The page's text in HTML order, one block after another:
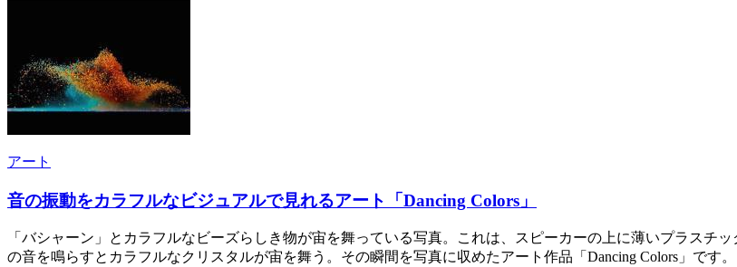
アート
音の振動をカラフルなビジュアルで見れるアート「Dancing Colors」
「バシャーン」とカラフルなビーズらしき物が宙を舞っている写真。これは、スピーカーの上に薄いプラスチ
の音を鳴らすとカラフルなクリスタルが宙を舞う。その瞬間を写真に収めたアート作品「Dancing Colors」で